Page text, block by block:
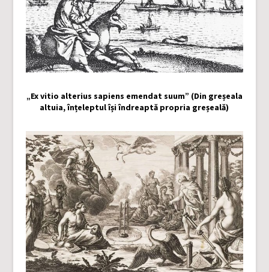
„Ex vitio alterius sapiens emendat suum” (Din greșeala
altuia, înțeleptul își îndreaptă propria greșeală)